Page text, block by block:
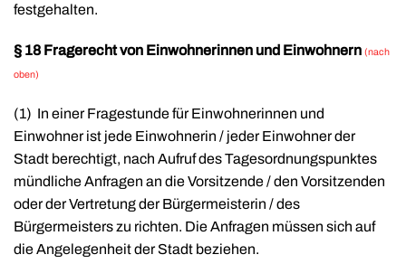
festgehalten.
§ 18 Fragerecht von Einwohnerinnen und Einwohnern (nach
oben)
(1) In einer Fragestunde für Einwohnerinnen und
Einwohner ist jede Einwohnerin / jeder Einwohner der
Stadt berechtigt, nach Aufruf des Tagesordnungspunktes
mündliche Anfragen an die Vorsitzende / den Vorsitzenden
oder der Vertretung der Bürgermeisterin / des
Bürgermeisters zu richten. Die Anfragen müssen sich auf
die Angelegenheit der Stadt beziehen.